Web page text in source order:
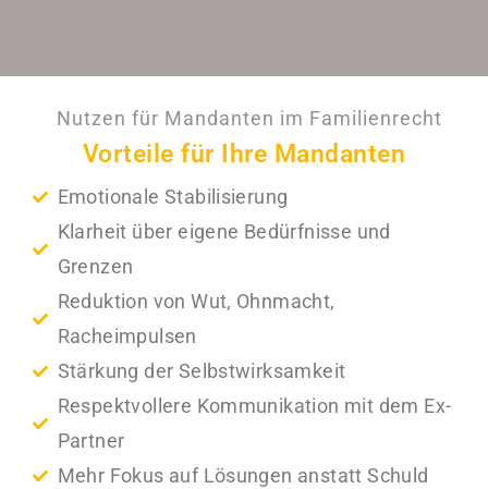
Nutzen für Mandanten im Familienrecht
Vorteile für Ihre Mandanten
Emotionale Stabilisierung
Klarheit über eigene Bedürfnisse und
Grenzen
Reduktion von Wut, Ohnmacht,
Racheimpulsen
Stärkung der Selbstwirksamkeit
Respektvollere Kommunikation mit dem Ex-
Partner
Mehr Fokus auf Lösungen anstatt Schuld